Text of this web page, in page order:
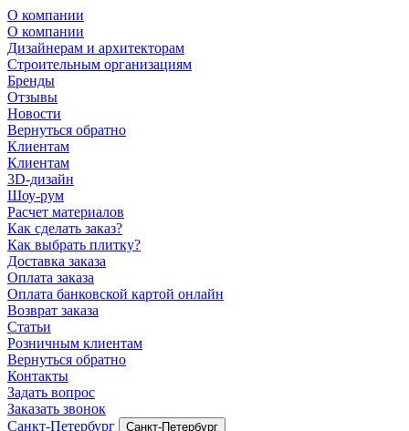
О компании
О компании
Дизайнерам и архитекторам
Строительным организациям
Бренды
Отзывы
Новости
Вернуться обратно
Клиентам
Клиентам
3D-дизайн
Шоу-рум
Расчет материалов
Как сделать заказ?
Как выбрать плитку?
Доставка заказа
Оплата заказа
Оплата банковской картой онлайн
Возврат заказа
Статьи
Розничным клиентам
Вернуться обратно
Контакты
Задать вопрос
Заказать звонок
Санкт-Петербург
Санкт-Петербург